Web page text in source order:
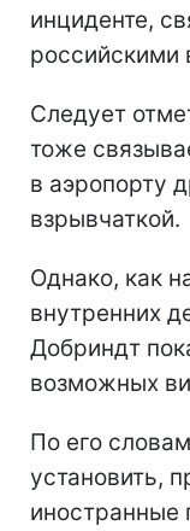
инциденте,
российскими
Следует
тоже
в аэропорту
взрывчаткой.
Однако, как
внутренних
Добриндт
возможных
По его
установить,
иностранные